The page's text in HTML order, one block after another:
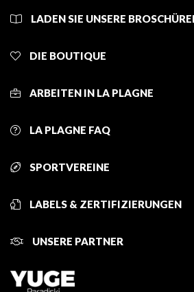
LADEN SIE UNSERE
DIE BOUTIQUE
ARBEITEN IN LA PLAGNE
LA PLAGNE FAQ
SPORTVEREINE
LABELS & ZERTIFIZIERUNGEN
UNSERE PARTNER